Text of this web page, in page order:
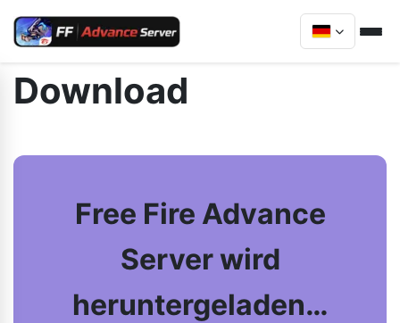
Download
Free Fire Advance
Server wird
heruntergeladen…